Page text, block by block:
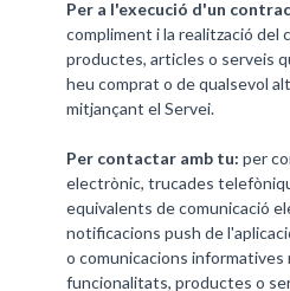
Per a l'execució d'un
compliment i la realització del
productes, articles o serveis
heu comprat o de qualsevol
mitjançant el Servei.
Per contactar amb tu: per
electrònic, trucades
equivalents de comunicació
notificacions push de
o comunicacions informatives
funcionalitats, productes o